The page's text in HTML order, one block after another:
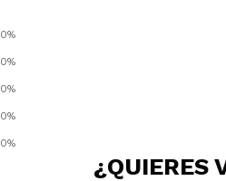
0%
0%
0%
0%
0%
¿QUIERES